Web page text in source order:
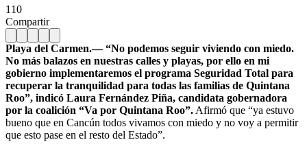
110
Compartir
Playa del Carmen.— “No podemos seguir viviendo con miedo.
No más balazos en nuestras calles y playas, por ello en mi
gobierno implementaremos el programa Seguridad Total para
recuperar la tranquilidad para todas las familias de Quintana
Roo”, indicó Laura Fernández Piña, candidata gobernadora
por la coalición “Va por Quintana Roo”. Afirmó que “ya estuvo
bueno que en Cancún todos vivamos con miedo y no voy a permitir
que esto pase en el resto del Estado”.